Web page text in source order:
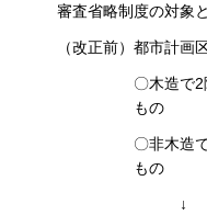
審査省略制度の対象
（改正前）都市計画
〇木造で
もの
〇非木造
もの
↓